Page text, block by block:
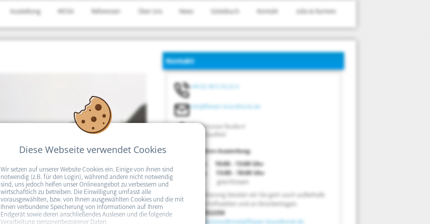
Ausstellung MOSA Referenzen Über Uns News Gästebuch Kontakt Jobs & Karriere
Kontakt
+49 (0) 3671 55 22-0
info@fliesen-brandhorst.de
Remschützer Straße 4
07318 Saalfeld
Öffnungszeiten Ausstellung:
Mo. und Fr. 10:00 - 13:00 Uhr
Di. und Do. 13:00 - 18:00 Uhr
Mittwoch geschlossen
Nach Vereinbarung beraten wir Sie gern auch außerhalb
unserer Geschäftszeiten und an Brückentagen.
03671 552250
birte.brandhorst@fliesen-brandhorst.de
Diese Webseite verwendet Cookies
Wir setzen auf unserer Website Cookies ein. Einige von ihnen sind
notwendig (z.B. für den Login), während andere nicht notwendig
sind, uns jedoch helfen unser Onlineangebot zu verbessern und
wirtschaftlich zu betreiben. Die Einwilligung umfasst alle
vorausgewählten, bzw. von Ihnen ausgewählten Cookies und die mit
Ihnen verbundene Speicherung von Informationen auf Ihrem
Endgerät sowie deren anschließendes Auslesen und die folgende
Verarbeitung personenbezogener Daten.